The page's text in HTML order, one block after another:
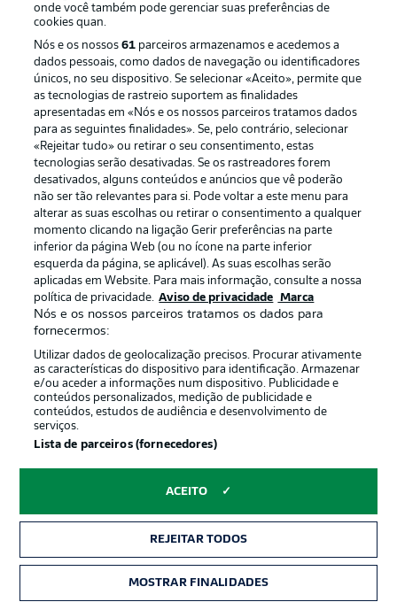
Football as it’s meant to be
APLICATIVO DA BUNDESLIGA
Oferecido por
Gerir preferências Aviso de privacidade
Emissoras
Trabalhe conosco Marca
onde você também pode gerenciar suas preferências de
cookies quan.
Nós e os nossos61 parceiros armazenamos e acedemos a
dados pessoais, como dados de navegação ou identificadores
únicos, no seu dispositivo. Se selecionar «Aceito», permite que
as tecnologias de rastreio suportem as finalidades
apresentadas em «Nós e os nossos parceiros tratamos dados
para as seguintes finalidades». Se, pelo contrário, selecionar
«Rejeitar tudo» ou retirar o seu consentimento, estas
tecnologias serão desativadas. Se os rastreadores forem
desativados, alguns conteúdos e anúncios que vê poderão
não ser tão relevantes para si. Pode voltar a este menu para
alterar as suas escolhas ou retirar o consentimento a qualquer
momento clicando na ligação Gerir preferências na parte
inferior da página Web (ou no ícone na parte inferior
esquerda da página, se aplicável). As suas escolhas serão
aplicadas em Website. Para mais informação, consulte a nossa
política de privacidade. Aviso de privacidade Marca
Nós e os nossos parceiros tratamos os dados para
fornecermos:
Utilizar dados de geolocalização precisos. Procurar ativamente
as características do dispositivo para identificação. Armazenar
e/ou aceder a informações num dispositivo. Publicidade e
conteúdos personalizados, medição de publicidade e
conteúdos, estudos de audiência e desenvolvimento de
serviços.
Lista de parceiros (fornecedores)
ACEITO
REJEITAR TODOS
MOSTRAR FINALIDADES